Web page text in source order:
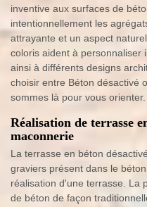
inventive aux surfaces de
intentionnellement les
attrayante et un aspect
coloris aident à personnaliser
ainsi à différents designs
choisir entre Béton désactivé
sommes là pour vous orienter.
Réalisation de terrasse
maconnerie
La terrasse en béton
graviers présent dans le
réalisation d'une terrasse. La
de béton de façon